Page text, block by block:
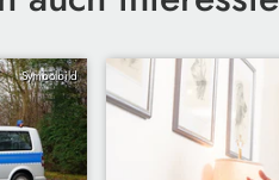
Symbolbild